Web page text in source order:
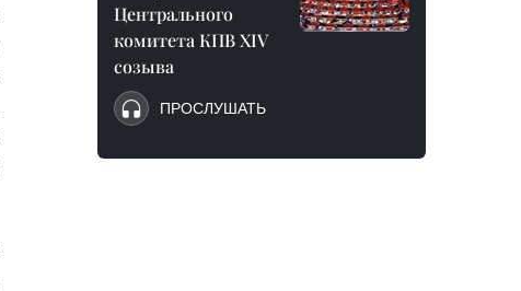
Центрального
комитета КПВ XIV
созыва
ПРОСЛУШАТЬ